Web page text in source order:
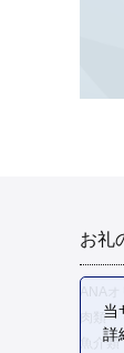
お礼
肉類
魚介類
当
詳